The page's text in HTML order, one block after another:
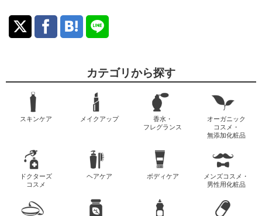
カテゴリから探す
スキンケア メイクアップ
香水・
フレグランス
オーガニック
コスメ・
無添加化粧品
ドクターズ
コスメ
ヘアケア ボディケア
メンズコスメ・
男性用化粧品